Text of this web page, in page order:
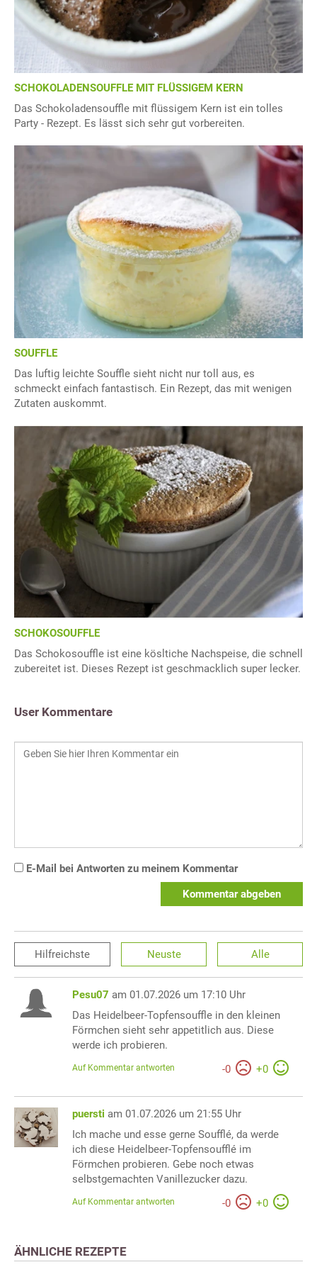
SCHOKOLADENSOUFFLE MIT FLÜSSIGEM KERN
Das Schokoladensouffle mit flüssigem Kern ist ein tolles
Party - Rezept. Es lässt sich sehr gut vorbereiten.
SOUFFLE
Das luftig leichte Souffle sieht nicht nur toll aus, es
schmeckt einfach fantastisch. Ein Rezept, das mit wenigen
Zutaten auskommt.
SCHOKOSOUFFLE
Das Schokosouffle ist eine kösltiche Nachspeise, die schnell
zubereitet ist. Dieses Rezept ist geschmacklich super lecker.
User Kommentare
E-Mail bei Antworten zu meinem Kommentar
Kommentar abgeben
Hilfreichste Neuste Alle
Pesu07 am 01.07.2026 um 17:10 Uhr
Das Heidelbeer-Topfensouffle in den kleinen
Förmchen sieht sehr appetitlich aus. Diese
werde ich probieren.
-0 +0
Auf Kommentar antworten
puersti am 01.07.2026 um 21:55 Uhr
Ich mache und esse gerne Soufflé, da werde
ich diese Heidelbeer-Topfensoufflé im
Förmchen probieren. Gebe noch etwas
selbstgemachten Vanillezucker dazu.
-0 +0
Auf Kommentar antworten
ÄHNLICHE REZEPTE